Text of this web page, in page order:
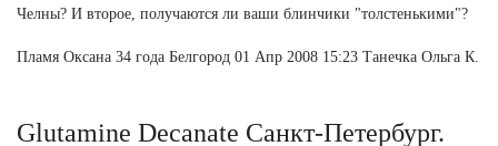
Челны? И второе, получаются ли ваши блинчики "толстенькими"?
Пламя Оксана 34 года Белгород 01 Апр 2008 15:23 Танечка Ольга К.
Glutamine Decanate Санкт-Петербург.